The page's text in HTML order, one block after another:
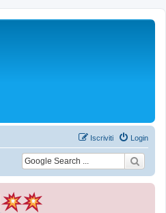
Login
Iscriviti